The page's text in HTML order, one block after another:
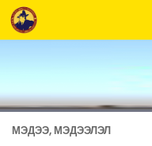
Skip to content
МЭДЭЭ, МЭДЭЭЛЭЛ